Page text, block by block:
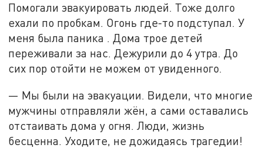
Помогали эвакуировать людей. Тоже долго
ехали по пробкам. Огонь где-то подступал. У
меня была паника . Дома трое детей
переживали за нас. Дежурили до 4 утра. До
сих пор отойти не можем от увиденного.
— Мы были на эвакуации. Видели, что многие
мужчины отправляли жён, а сами оставались
отстаивать дома у огня. Люди, жизнь
бесценна. Уходите, не дожидаясь трагедии!